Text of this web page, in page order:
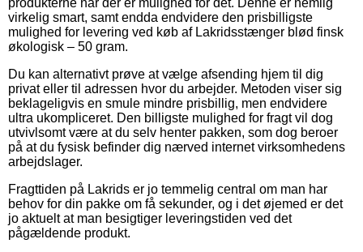
virkelig smart, samt endda endvidere den prisbilligste
mulighed for levering ved køb af Lakridsstænger blød finsk
økologisk – 50 gram.
Du kan alternativt prøve at vælge afsending hjem til dig
privat eller til adressen hvor du arbejder. Metoden viser sig
beklageligvis en smule mindre prisbillig, men endvidere
ultra ukompliceret. Den billigste mulighed for fragt vil dog
utvivlsomt være at du selv henter pakken, som dog beroer
på at du fysisk befinder dig nærved internet virksomhedens
arbejdslager.
Fragttiden på Lakrids er jo temmelig central om man har
behov for din pakke om få sekunder, og i det øjemed er det
jo aktuelt at man besigtiger leveringstiden ved det
pågældende produkt.